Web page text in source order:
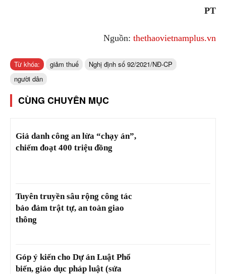
PT
Nguồn: thethaovietnamplus.vn
Từ khóa: giảm thuế
Nghị định số 92/2021/NĐ-CP
người dân
CÙNG CHUYÊN MỤC
Giả danh công an lừa “chạy án”,
chiếm đoạt 400 triệu đồng
Tuyên truyền sâu rộng công tác
bảo đảm trật tự, an toàn giao
thông
Góp ý kiến cho Dự án Luật Phổ
biến, giáo dục pháp luật (sửa